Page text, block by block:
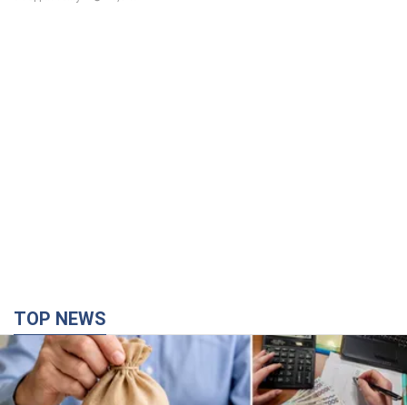
Украинцы "хакнули" Пенсионный фонд:
выплаты массово увеличивают из-за исков, но